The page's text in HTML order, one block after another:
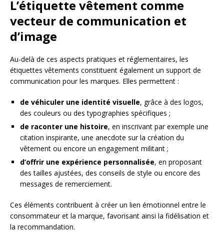
L’étiquette vêtement comme
vecteur de communication et
d’image
Au-delà de ces aspects pratiques et réglementaires, les
étiquettes vêtements constituent également un support de
communication pour les marques. Elles permettent :
de véhiculer une identité visuelle, grâce à des logos,
des couleurs ou des typographies spécifiques ;
de raconter une histoire, en inscrivant par exemple une
citation inspirante, une anecdote sur la création du
vêtement ou encore un engagement militant ;
d’offrir une expérience personnalisée, en proposant
des tailles ajustées, des conseils de style ou encore des
messages de remerciement.
Ces éléments contribuent à créer un lien émotionnel entre le
consommateur et la marque, favorisant ainsi la fidélisation et
la recommandation.